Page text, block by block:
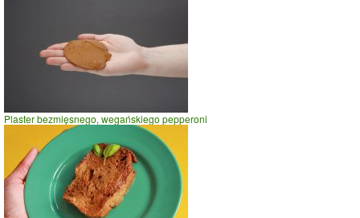
Plaster bezmięsnego, wegańskiego pepperoni